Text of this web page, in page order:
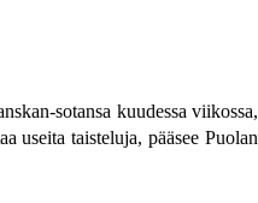
sotansa kuudessa viikossa,
useita taisteluja, pääsee Puolan